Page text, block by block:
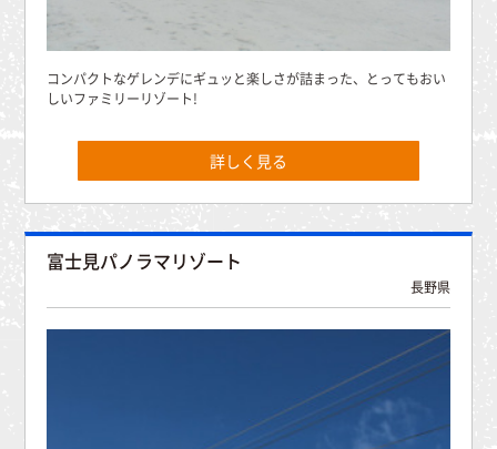
コンパクトなゲレンデにギュッと楽しさが詰まった、とってもおい
しいファミリーリゾート!
詳しく見る
富士見パノラマリゾート
長野県